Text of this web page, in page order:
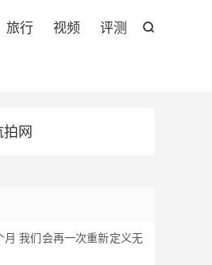

旅行 视频 评测
拍网
月 我们会再一次重新定义无